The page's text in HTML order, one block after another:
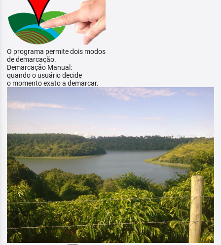
O programa permite dois modos
de demarcação.
Demarcação Manual:
quando o usuário decide
o momento exato a demarcar.